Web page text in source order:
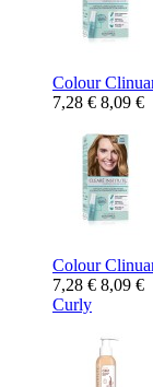
Colour
7,28 € 8,09 €
Colour
7,28 € 8,09 €
Curly